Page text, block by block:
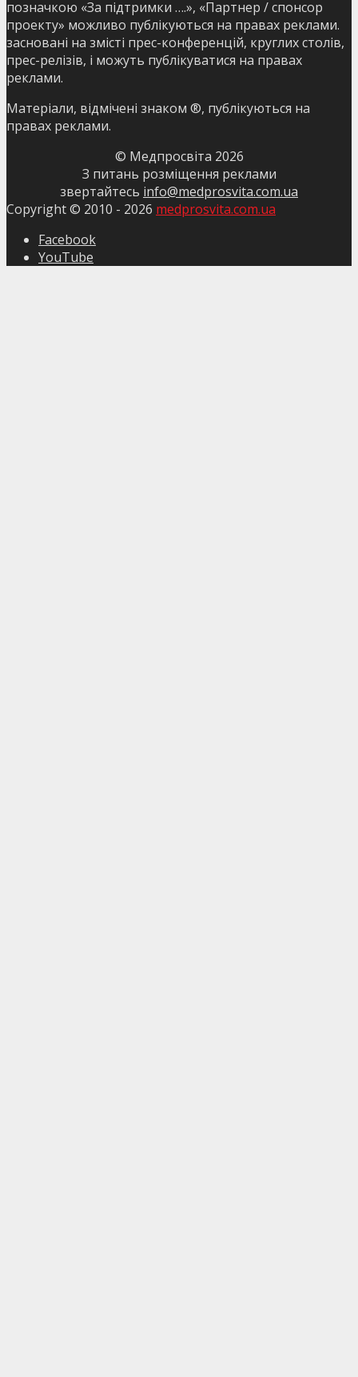
позначкою «За підтримки ….», «Партнер / спонсор
проекту» можливо публікуються на правах реклами.
засновані на змісті прес-конференцій, круглих столів,
прес-релізів, і можуть публікуватися на правах
реклами.
Матеріали, відмічені знаком ®, публікуються на
правах реклами.
© Медпросвіта 2026
З питань розміщення реклами
звертайтесь info@medprosvita.com.ua
Copyright © 2010 - 2026 medprosvita.com.ua
Facebook
YouTube